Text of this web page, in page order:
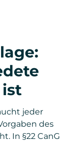
jeder
des
In §22 CanG